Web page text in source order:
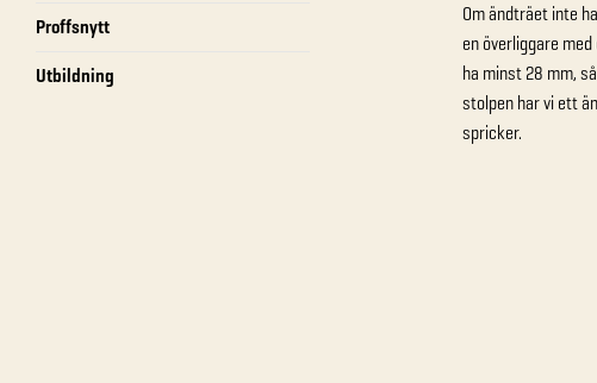
Proffsnytt
Utbildning
Om ändträet inte
en överliggare
ha minst 28 mm,
stolpen har vi ett
spricker.